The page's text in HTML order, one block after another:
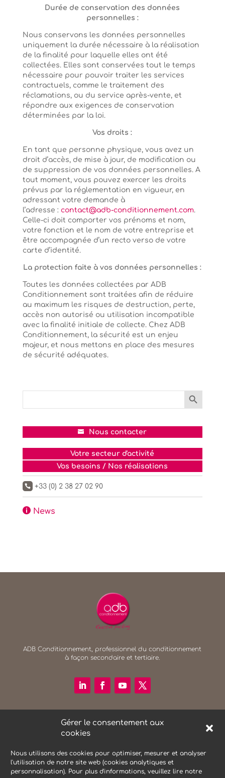
Gérer le consentement aux
cookies
Nous utilisons des cookies pour optimiser, mesurer et analyser
l'utilisation de notre site web (cookies analytiques et
personnalisation). Pour plus d'informations, veuillez lire notre
Durée de conservation des données
personnelles :
Nous conservons les données personnelles
uniquement la durée nécessaire à la réalisation
de la finalité pour laquelle elles ont été
collectées. Elles sont conservées tout le temps
nécessaire pour pouvoir traiter les services
contractuels, comme le traitement des
réclamations, ou du service après-vente, et
répondre aux exigences de conservation
déterminées par la loi.
Vos droits :
En tant que personne physique, vous avez un
droit d’accès, de mise à jour, de modification ou
de suppression de vos données personnelles. A
tout moment, vous pouvez exercer les droits
prévus par la réglementation en vigueur, en
adressant votre demande à
l’adresse : contact@adb-conditionnement.com.
Celle-ci doit comporter vos prénoms et nom,
votre fonction et le nom de votre entreprise et
être accompagnée d’un recto verso de votre
carte d’identité.
La protection faite à vos données personnelles :
Toutes les données collectées par ADB
Conditionnement sont traitées afin de réduire
au maximum les risques de destruction, perte,
accès non autorisé ou utilisation incompatible
avec la finalité initiale de collecte. Chez ADB
Conditionnement, la sécurité est un enjeu
majeur, et nous mettons en place des mesures
de sécurité adéquates.
Search
Search Button
Nous contacter
Votre secteur d'activité
Vos besoins / Nos réalisations
 +33 (0) 2 38 27 02 90
News
ADB Conditionnement, professionnel du conditionnement
à façon secondaire et tertiaire.
RECHERCHER SUR LE SITE
Search Button
NEWSLETTER